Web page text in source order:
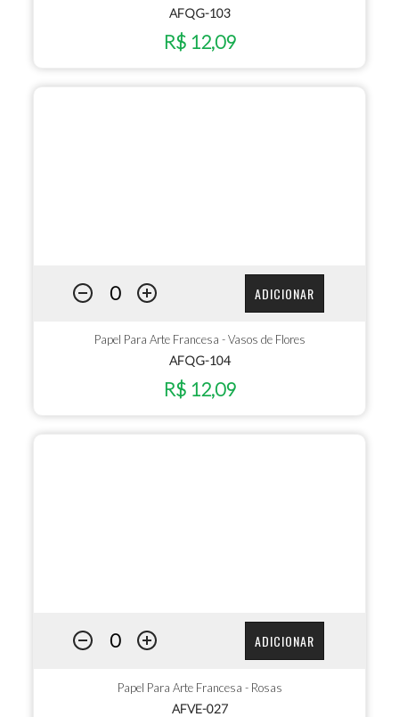
AFQG-103
R$ 12,09
ADICIONAR
Papel Para Arte Francesa - Vasos de Flores
AFQG-104
R$ 12,09
ADICIONAR
Papel Para Arte Francesa - Rosas
AFVE-027